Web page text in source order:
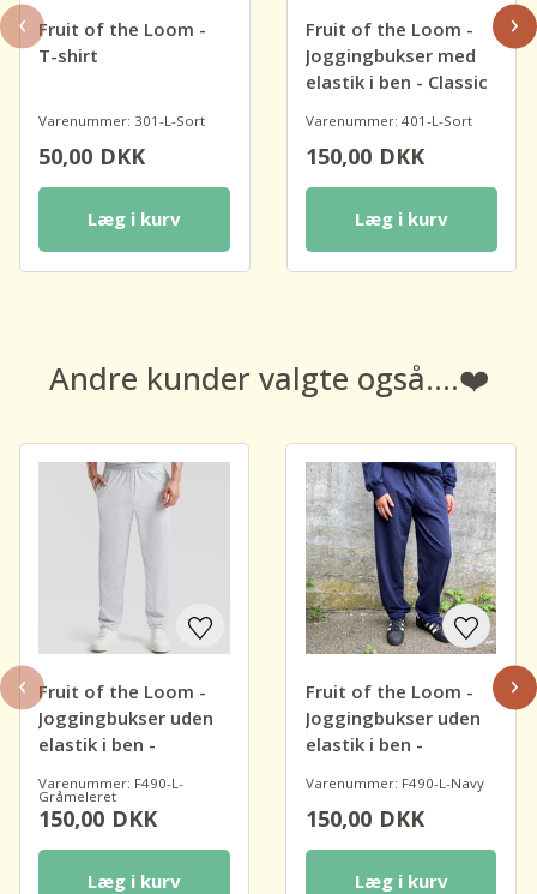
Fruit of the Loom -
T-shirt
Varenummer: 301-L-Sort
50,00DKK
Læg i kurv
Fruit of the Loom -
Joggingbukser med
elastik i ben - Classic
Varenummer: 401-L-Sort
150,00DKK
Læg i kurv
‹ ›
Andre kunder valgte også....❤️
Fruit of the Loom -
Joggingbukser uden
elastik i ben -
Varenummer: F490-L-
Gråmeleret
150,00DKK
Læg i kurv
Fruit of the Loom -
Joggingbukser uden
elastik i ben -
Varenummer: F490-L-Navy
150,00DKK
Læg i kurv
‹ ›